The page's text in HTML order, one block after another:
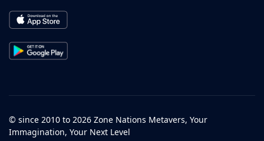
© since 2010 to 2026 Zone Nations Metavers, Your
Immagination, Your Next Level